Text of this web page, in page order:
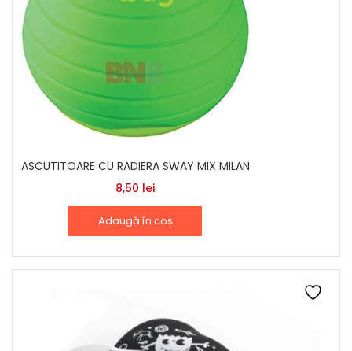
ASCUTITOARE CU RADIERA SWAY MIX MILAN
8,50 lei
Adaugă în coș